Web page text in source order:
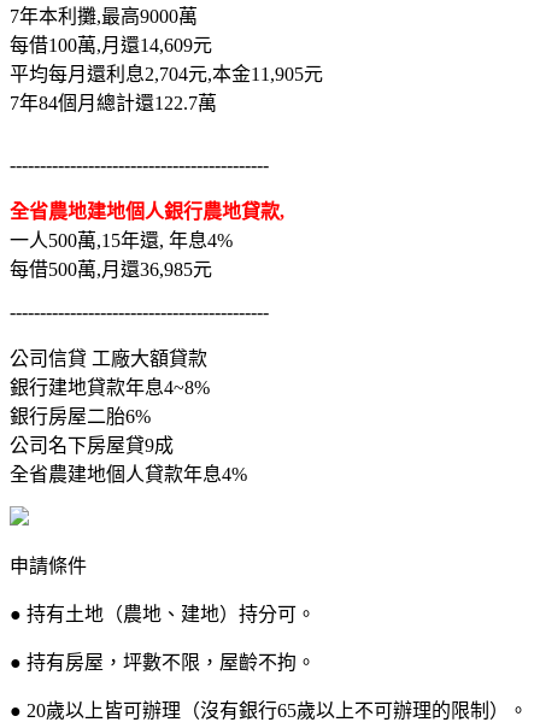
7年本利攤,最高9000萬
每借100萬,月還14,609元
平均每月還利息2,704元,本金11,905元
7年84個月總計還122.7萬
-------------------------------------------
全省農地建地個人銀行農地貸款,
一人500萬,15年還, 年息4%
每借500萬,月還36,985元
-------------------------------------------
公司信貸 工廠大額貸款
銀行建地貸款年息4~8%
銀行房屋二胎6%
公司名下房屋貸9成
全省農建地個人貸款年息4%
申請條件
● 持有土地（農地、建地）持分可。
● 持有房屋，坪數不限，屋齡不拘。
● 20歲以上皆可辦理（沒有銀行65歲以上不可辦理的限制）。